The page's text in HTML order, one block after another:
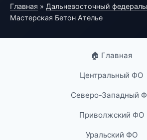
Главная » Дальневосточный
Мастерская Бетон Ателье
🏠 Главная
Центральный ФО
Северо-Западный
Приволжский ФО
Уральский ФО